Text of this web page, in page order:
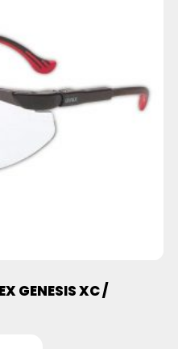
GENESIS XC /